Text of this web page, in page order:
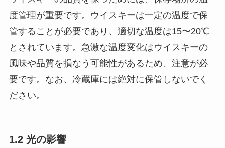
度管理が重要です。ウイスキーは一定の温度で保
管することが必要であり、適切な温度は15〜20℃
とされています。急激な温度変化はウイスキーの
風味や品質を損なう可能性があるため、注意が必
要です。なお、冷蔵庫には絶対に保管しないでく
ださい。
1.2 光の影響